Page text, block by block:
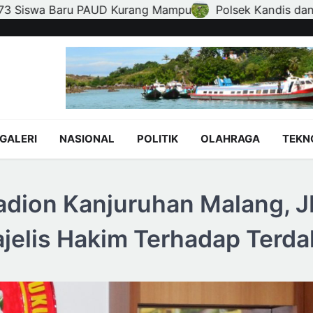
Kandis dan Petani Bersinergi, Jaga Jagung Tetap
GALERI NASIONAL POLITIK OLAHRAGA
Kanjuruhan Malang,
Hakim Terhadap